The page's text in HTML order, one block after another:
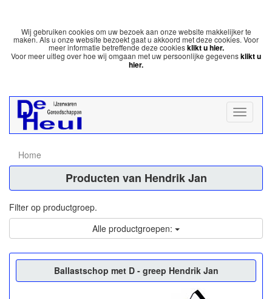
Wij gebruiken cookies om uw bezoek aan onze website makkelijker te
maken. Als u onze website bezoekt gaat u akkoord met deze cookies. Voor
meer informatie betreffende deze cookiesklikt u hier.
Voor meer uitleg over hoe wij omgaan met uw persoonlijke gegevensklikt u
hier.
Home
Producten van Hendrik Jan
Filter op productgroep.
Alle productgroepen:
Ballastschop met D - greep Hendrik Jan